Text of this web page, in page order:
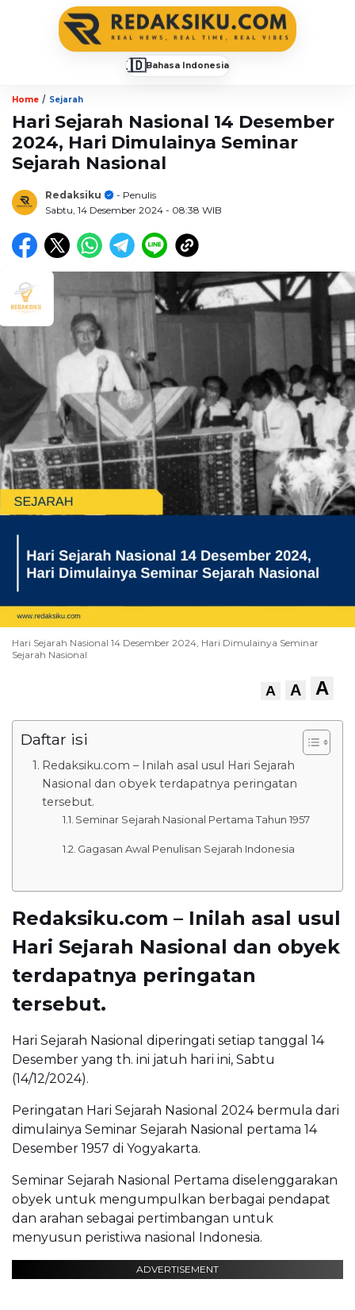
🇮🇩Bahasa Indonesia
Home / Sejarah
Hari Sejarah Nasional 14 Desember
2024, Hari Dimulainya Seminar
Sejarah Nasional
Redaksiku
- Penulis
Sabtu, 14 Desember 2024 - 08:38 WIB
Hari Sejarah Nasional 14 Desember 2024, Hari Dimulainya Seminar
Sejarah Nasional
A A A
Daftar isi
Redaksiku.com – Inilah asal usul Hari Sejarah
Nasional dan obyek terdapatnya peringatan
tersebut.
Seminar Sejarah Nasional Pertama Tahun 1957
Gagasan Awal Penulisan Sejarah Indonesia
Redaksiku.com – Inilah asal usul
Hari Sejarah Nasional dan obyek
terdapatnya peringatan
tersebut.
Hari Sejarah Nasional diperingati setiap tanggal 14
Desember yang th. ini jatuh hari ini, Sabtu
(14/12/2024).
Peringatan Hari Sejarah Nasional 2024 bermula dari
dimulainya Seminar Sejarah Nasional pertama 14
Desember 1957 di Yogyakarta.
Seminar Sejarah Nasional Pertama diselenggarakan
obyek untuk mengumpulkan berbagai pendapat
dan arahan sebagai pertimbangan untuk
menyusun peristiwa nasional Indonesia.
ADVERTISEMENT